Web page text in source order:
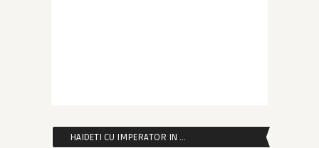
HAIDETI CU IMPERATOR IN …